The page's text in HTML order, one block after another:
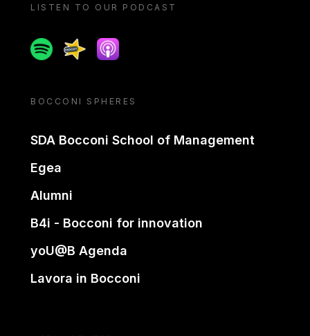
LISTEN TO OUR PODCAST
SpotifySpreakerApple podcast
BOCCONI SPHERES
SDA Bocconi School of Management
Egea
Alumni
B4i - Bocconi for innovation
yoU@B Agenda
Lavora in Bocconi